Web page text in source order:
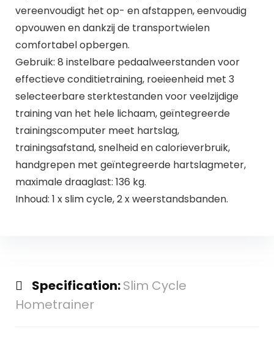
vereenvoudigt het op- en afstappen, eenvoudig
opvouwen en dankzij de transportwielen
comfortabel opbergen.
Gebruik: 8 instelbare pedaalweerstanden voor
effectieve conditietraining, roeieenheid met 3
selecteerbare sterktestanden voor veelzijdige
training van het hele lichaam, geïntegreerde
trainingscomputer meet hartslag,
trainingsafstand, snelheid en calorieverbruik,
handgrepen met geïntegreerde hartslagmeter,
maximale draaglast: 136 kg.
Inhoud: 1 x slim cycle, 2 x weerstandsbanden.
Specification:Slim Cycle
Hometrainer